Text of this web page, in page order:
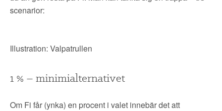
scenarior:
Illustration: Valpatrullen
1 % – minimialternativet
Om Fi får (ynka) en procent i valet innebär det att